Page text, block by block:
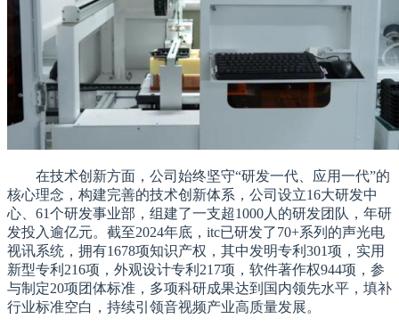
在技术创新方面，公司始终坚守“研发一代、应用一代”的
核心理念，构建完善的技术创新体系，公司设立16大研发中
心、61个研发事业部，组建了一支超1000人的研发团队，年研
发投入逾亿元。截至2024年底，itc已研发了70+系列的声光电
视讯系统，拥有1678项知识产权，其中发明专利301项，实用
新型专利216项，外观设计专利217项，软件著作权944项，参
与制定20项团体标准，多项科研成果达到国内领先水平，填补
行业标准空白，持续引领音视频产业高质量发展。